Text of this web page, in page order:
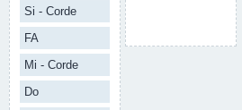
Si - Corde
FA
Mi - Corde
Do